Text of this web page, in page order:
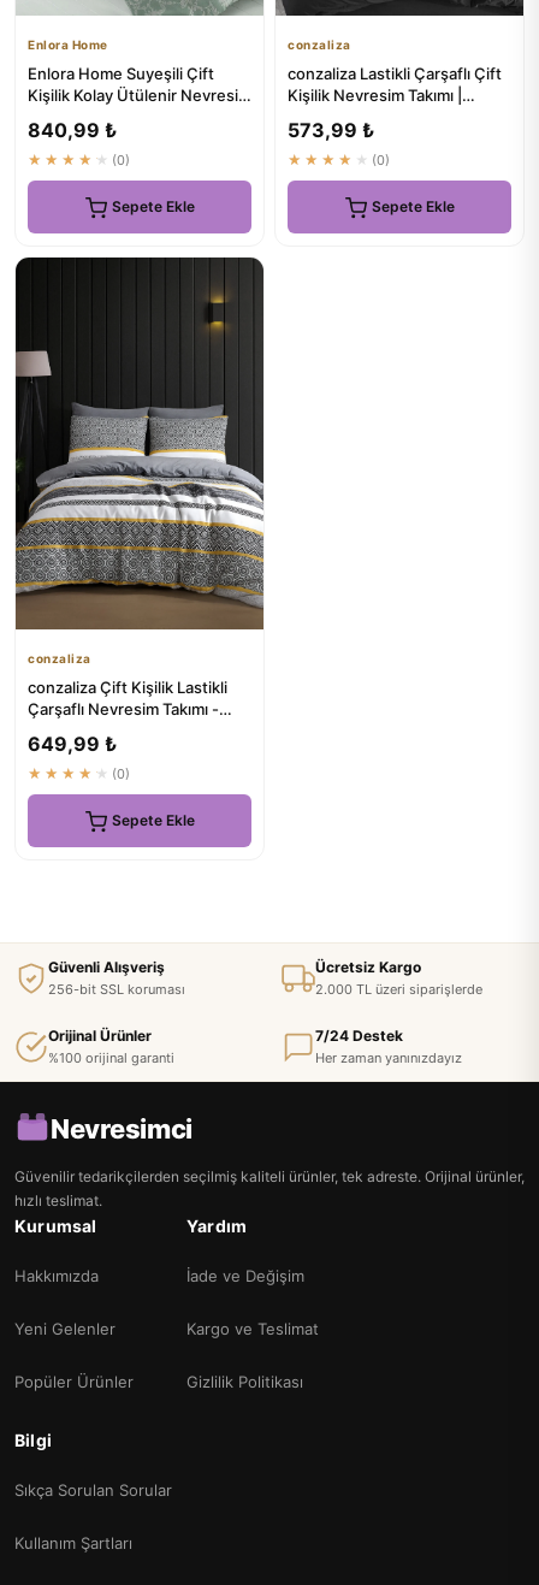
Enlora Home
Enlora Home Suyeşili Çift
Kişilik Kolay Ütülenir Nevresim
840,99 ₺
★★★★★ (0)
Sepete Ekle
conzaliza
conzaliza Lastikli Çarşaflı Çift
Kişilik Nevresim Takımı |
573,99 ₺
★★★★★ (0)
Sepete Ekle
conzaliza
conzaliza Çift Kişilik Lastikli
Çarşaflı Nevresim Takımı -
649,99 ₺
★★★★★ (0)
Sepete Ekle
Güvenli Alışveriş
256-bit SSL koruması
Ücretsiz Kargo
2.000 TL üzeri siparişlerde
Orijinal Ürünler
%100 orijinal garanti
7/24 Destek
Her zaman yanınızdayız
Nevresimci
Güvenilir tedarikçilerden seçilmiş kaliteli ürünler, tek adreste. Orijinal ürünler,
hızlı teslimat.
Kurumsal
Hakkımızda
Yeni Gelenler
Popüler Ürünler
Yardım
İade ve Değişim
Kargo ve Teslimat
Gizlilik Politikası
Bilgi
Sıkça Sorulan Sorular
Kullanım Şartları